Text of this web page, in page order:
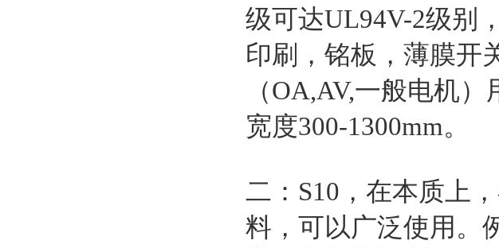
级可达UL94V-2级别
印刷，铭板，薄膜开
（OA,AV,一般电机）
宽度300-1300mm。
二：S10，在本质上
料，可以广泛使用。